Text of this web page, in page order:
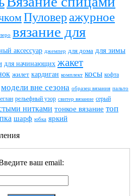
Пуловер ажурное
вязание для
аксессуар джемпер для дома для зимы
для начинающих жакет
жилет кардиган комплект косы кофта
модели вне сезона образец вязания пальто
рельефный узор свитер вязание серый
нитками тонкое вязание топ
шарф юбка яркий
ваш email: